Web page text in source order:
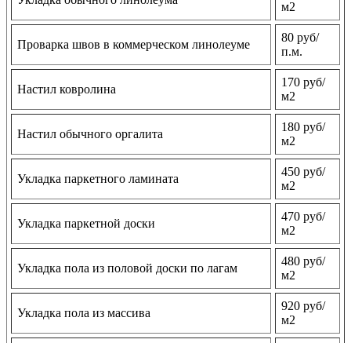
м2
Проварка швов в коммерческом линолеуме
80 руб/
п.м.
Настил ковролина
170 руб/
м2
Настил обычного оргалита
180 руб/
м2
Укладка паркетного ламината
450 руб/
м2
Укладка паркетной доски
470 руб/
м2
Укладка пола из половой доски по лагам
480 руб/
м2
Укладка пола из массива
920 руб/
м2